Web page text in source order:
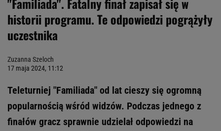
historii programu. Te odpowiedzi pogrążyły
uczestnika
Zuzanna Szeloch
17 maja 2024, 11:12
Teleturniej "Familiada" od lat cieszy się ogromną
popularnością wśród widzów. Podczas jednego z
finałów gracz sprawnie udzielał odpowiedzi na